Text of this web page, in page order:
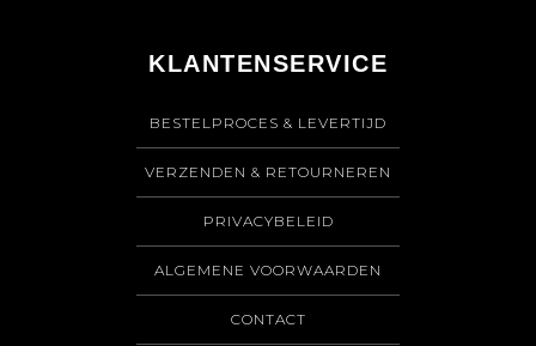
KLANTENSERVICE
BESTELPROCES & LEVERTIJD
VERZENDEN & RETOURNEREN
PRIVACYBELEID
ALGEMENE VOORWAARDEN
CONTACT